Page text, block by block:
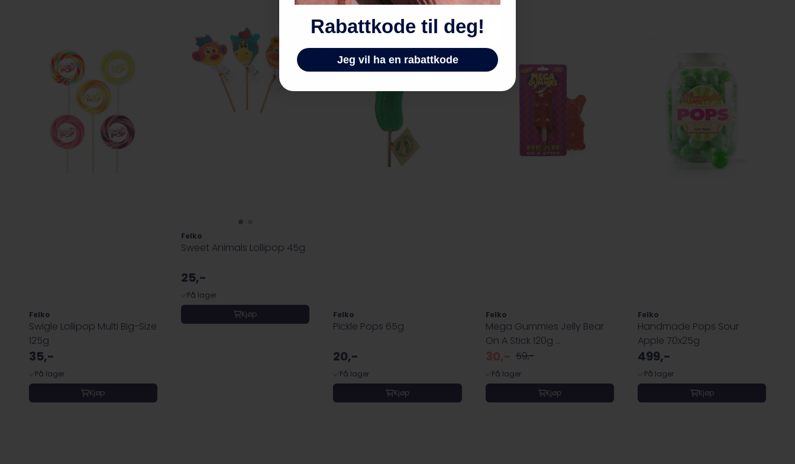
Felko
Swigle Lollipop Multi Big-Size
125g
35,-
På lager
Kjøp
Felko
Sweet Animals Lollipop 45g
25,-
På lager
Kjøp
Felko
Pickle Pops 65g
20,-
På lager
Kjøp
Felko
Mega Gummies Jelly Bear
On A Stick 120g ...
30,- 59,-
På lager
Kjøp
Felko
Handmade Pops Sour
Apple 70x25g
499,-
På lager
Kjøp
Privat Bedrift
Rabattkode til deg!
Jeg vil ha en rabattkode